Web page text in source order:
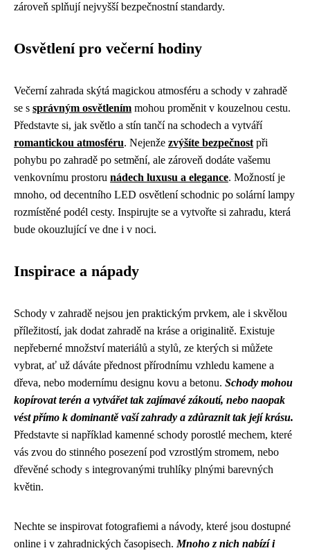
zároveň splňují nejvyšší bezpečnostní standardy.
Osvětlení pro večerní hodiny
Večerní zahrada skýtá magickou atmosféru a schody v zahradě
se s správným osvětlením mohou proměnit v kouzelnou cestu.
Představte si, jak světlo a stín tančí na schodech a vytváří
romantickou atmosféru. Nejenže zvýšíte bezpečnost při
pohybu po zahradě po setmění, ale zároveň dodáte vašemu
venkovnímu prostoru nádech luxusu a elegance. Možností je
mnoho, od decentního LED osvětlení schodnic po solární lampy
rozmístěné podél cesty. Inspirujte se a vytvořte si zahradu, která
bude okouzlující ve dne i v noci.
Inspirace a nápady
Schody v zahradě nejsou jen praktickým prvkem, ale i skvělou
příležitostí, jak dodat zahradě na kráse a originalitě. Existuje
nepřeberné množství materiálů a stylů, ze kterých si můžete
vybrat, ať už dáváte přednost přírodnímu vzhledu kamene a
dřeva, nebo modernímu designu kovu a betonu. Schody mohou
kopírovat terén a vytvářet tak zajímavé zákoutí, nebo naopak
vést přímo k dominantě vaší zahrady a zdůraznit tak její krásu.
Představte si například kamenné schody porostlé mechem, které
vás zvou do stinného posezení pod vzrostlým stromem, nebo
dřevěné schody s integrovanými truhlíky plnými barevných
květin.
Nechte se inspirovat fotografiemi a návody, které jsou dostupné
online i v zahradnických časopisech. Mnoho z nich nabízí i